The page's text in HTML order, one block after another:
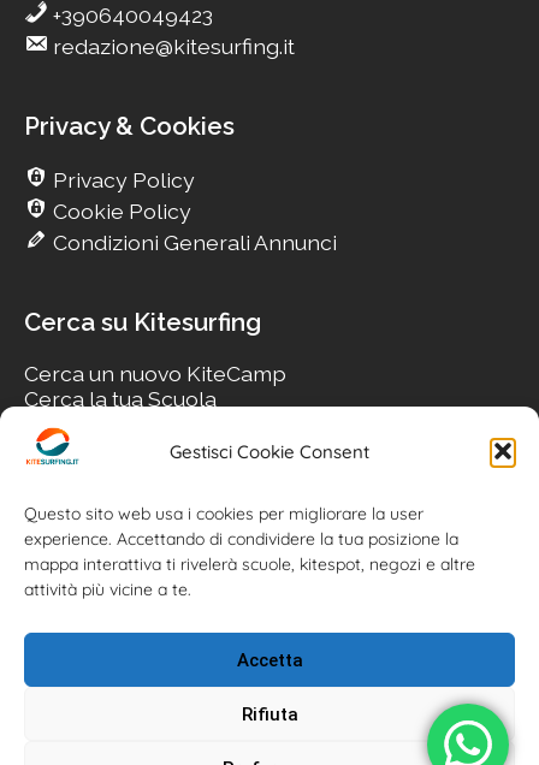
Gestisci Cookie Consent
Questo sito web usa i cookies per migliorare la user
experience. Accettando di condividere la tua posizione la
mappa interattiva ti rivelerà scuole, kitespot, negozi e altre
attività più vicine a te.
Accetta
Rifiuta
+390640049423
redazione@kitesurfing.it
Privacy & Cookies
Privacy Policy
Cookie Policy
Condizioni Generali Annunci
Cerca su Kitesurfing
Cerca un nuovo KiteCamp
Cerca la tua Scuola
Cerca il tuo KiteSpot
Cerca Accommodation
Cerca il tuo Usato